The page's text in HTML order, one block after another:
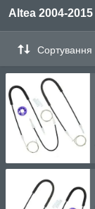
Altea 2004-2015
Сортування